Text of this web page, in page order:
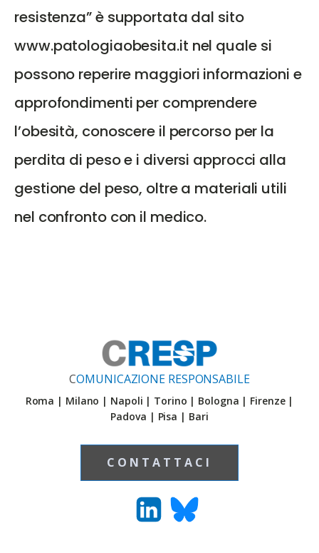
resistenza” è supportata dal sito
www.patologiaobesita.it nel quale si
possono reperire maggiori informazioni e
approfondimenti per comprendere
l’obesità, conoscere il percorso per la
perdita di peso e i diversi approcci alla
gestione del peso, oltre a materiali utili
nel confronto con il medico.
COMUNICAZIONE RESPONSABILE
Roma | Milano | Napoli | Torino | Bologna | Firenze |
Padova | Pisa | Bari
CONTATTACI